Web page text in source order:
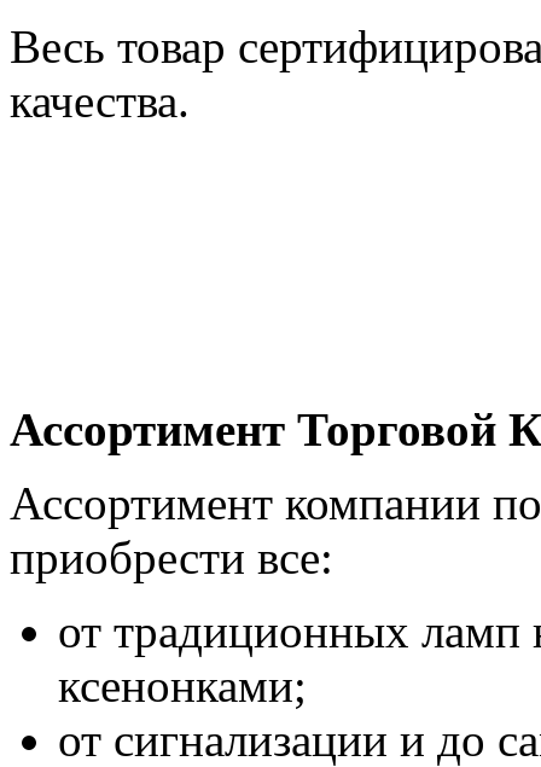
Весь товар
качества.
Ассортимент Торговой
Ассортимент компании
приобрести все:
от традиционных ламп
ксенонками;
от сигнализации и до